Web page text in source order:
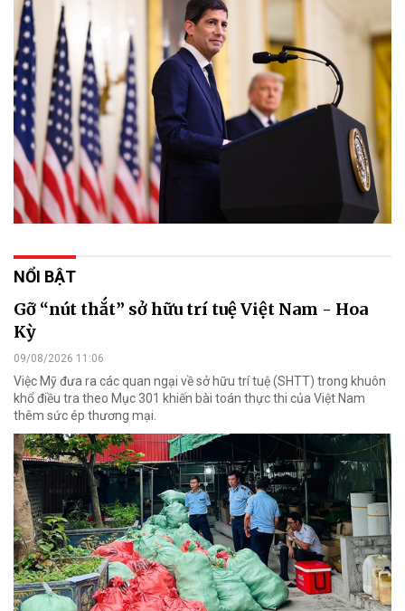
NỔI BẬT
Gỡ “nút thắt” sở hữu trí tuệ Việt Nam - Hoa
Kỳ
09/08/2026 11:06
Việc Mỹ đưa ra các quan ngại về sở hữu trí tuệ (SHTT) trong khuôn
khổ điều tra theo Mục 301 khiến bài toán thực thi của Việt Nam
thêm sức ép thương mại.